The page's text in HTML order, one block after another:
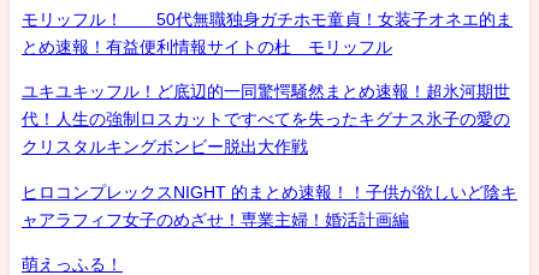
モリッフル！ 50代無職独身ガチホモ童貞！女装子オネエ的ま
とめ速報！有益便利情報サイトの杜 モリッフル
ユキユキッフル！ど底辺的一同驚愕騒然まとめ速報！超氷河期世
代！人生の強制ロスカットですべてを失ったキグナス氷子の愛の
クリスタルキングボンビー脱出大作戦
ヒロコンプレックスNIGHT 的まとめ速報！！子供が欲しいど陰キ
ャアラフィフ女子のめざせ！専業主婦！婚活計画編
萌えっふる！